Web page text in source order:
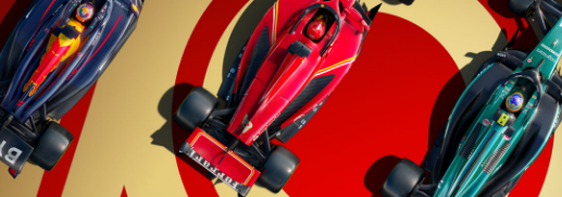
CAMPEONATO
PATROCINADORES
LEGALES TICKETMASTER